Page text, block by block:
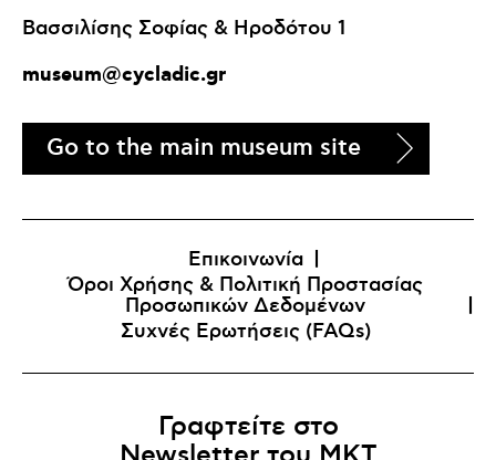
Βασσιλίσης Σοφίας & Ηροδότου 1
museum@cycladic.gr
Go to the main museum site
Επικοινωνία
Όροι Χρήσης & Πολιτική Προστασίας
Προσωπικών Δεδομένων
Συχνές Ερωτήσεις (FAQs)
Γραφτείτε στο